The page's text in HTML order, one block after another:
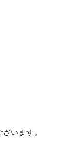
います。